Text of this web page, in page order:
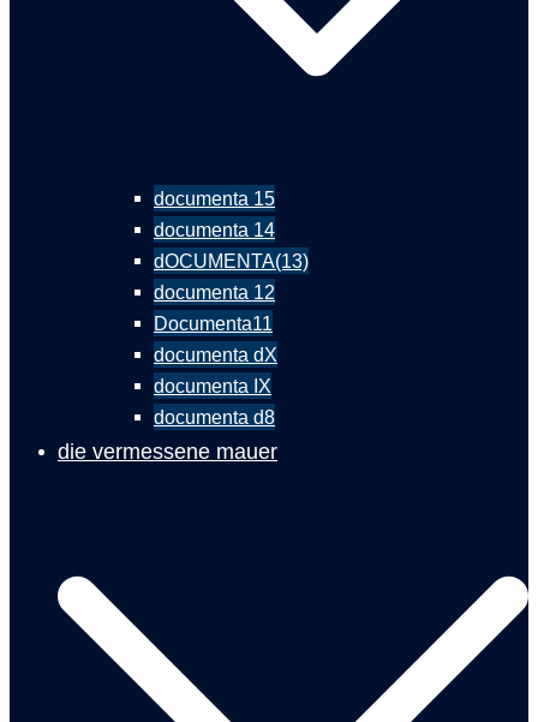
documenta 15
documenta 14
dOCUMENTA(13)
documenta 12
Documenta11
documenta dX
documenta IX
documenta d8
die vermessene mauer